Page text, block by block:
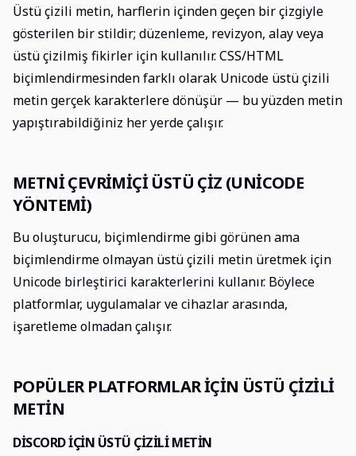
Üstü çizili metin, harflerin içinden geçen bir çizgiyle
gösterilen bir stildir; düzenleme, revizyon, alay veya
üstü çizilmiş fikirler için kullanılır. CSS/HTML
biçimlendirmesinden farklı olarak Unicode üstü çizili
metin gerçek karakterlere dönüşür — bu yüzden metin
yapıştırabildiğiniz her yerde çalışır.
METNI ÇEVRIMIÇI ÜSTÜ ÇIZ (UNICODE
YÖNTEMI)
Bu oluşturucu, biçimlendirme gibi görünen ama
biçimlendirme olmayan üstü çizili metin üretmek için
Unicode birleştirici karakterlerini kullanır. Böylece
platformlar, uygulamalar ve cihazlar arasında,
işaretleme olmadan çalışır.
POPÜLER PLATFORMLAR IÇIN ÜSTÜ ÇIZILI
METIN
DISCORD IÇIN ÜSTÜ ÇIZILI METIN